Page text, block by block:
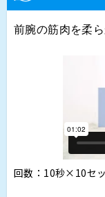
前腕の筋肉を柔
回数：10秒×10セ